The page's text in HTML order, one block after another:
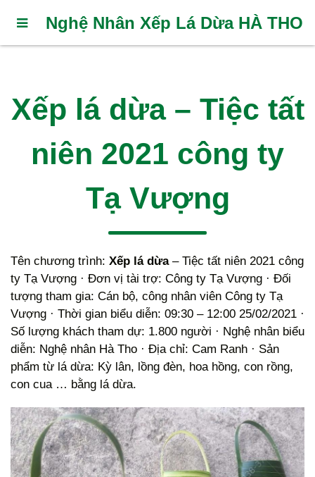
Nghệ Nhân Xếp Lá Dừa HÀ THO
Xếp lá dừa – Tiệc tất
niên 2021 công ty
Tạ Vượng
Tên chương trình: Xếp lá dừa– Tiệc tất niên 2021 công
ty Tạ Vượng · Đơn vị tài trợ: Công ty Tạ Vượng · Đối
tượng tham gia: Cán bộ, công nhân viên Công ty Tạ
Vượng · Thời gian biểu diễn: 09:30 – 12:00 25/02/2021 ·
Số lượng khách tham dự: 1.800 người · Nghệ nhân biểu
diễn: Nghệ nhân Hà Tho · Địa chỉ: Cam Ranh · Sản
phẩm từ lá dừa: Kỳ lân, lồng đèn, hoa hồng, con rồng,
con cua … bằng lá dừa.